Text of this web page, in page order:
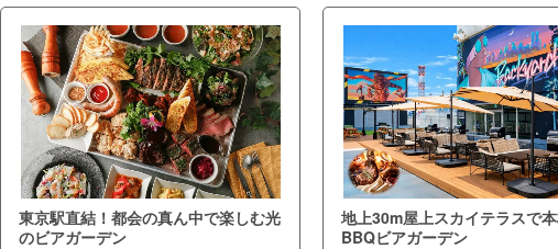
東京駅直結！都会の真ん中で楽しむ光
のビアガーデン
地上30m屋上スカイテラスで
BBQビアガーデン